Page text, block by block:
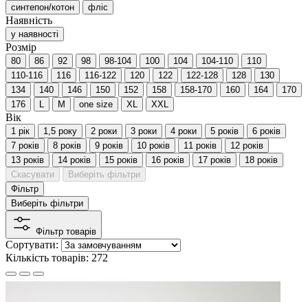
синтепон/котон фліс
Наявність
у наявності
Розмір
80 86 92 98 98-104 100 104 104-110
110
110-116
116 116-122 120 122 122-128 128
130
134
140 146 150 152 158 158-170 160 164
170
176
M one size XL XXL
Вік
1 рік 1,5 року 2 роки 3 роки 4 роки 5 років
6 років
7 років
8 років 9 років 10 років 11 років
12 років
13 років
14 років 15 років 16 років 17 років
18 років
Скасувати
Виберіть фільтри
Фільтр
Виберіть фільтри
Фільтр товарів
Сортувати:
Кількість товарів: 272